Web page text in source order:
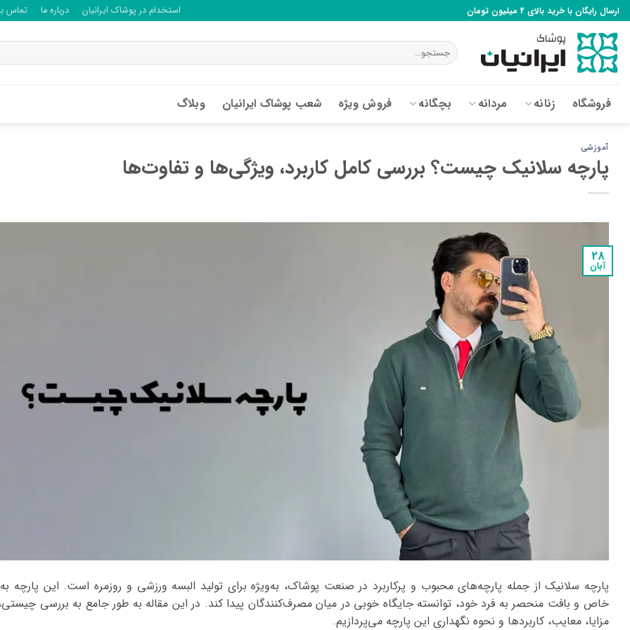
Skip
to
content
ارسال رایگان با خرید بالای 2 میلیون تومان استخدام در پوشاک ایرانیان درباره ما تماس
جستجو
برای:
فروشگاه زنانه مردانه بچگانه فروش ویژه شعب پوشاک ایرانیان وبلاگ
آموزشی
پارچه سلانیک چیست؟ بررسی کامل کاربرد، ویژگی‌ها و تفاوت‌ها
28
آبان
پارچه سلانیک از جمله پارچه‌های محبوب و پرکاربرد در صنعت پوشاک، به‌ویژه برای تولید البسه ورزشی و روزمره است. این پارچه
خاص و بافت منحصر به فرد خود، توانسته جایگاه خوبی در میان مصرف‌کنندگان پیدا کند. در این مقاله به طور جامع به بررسی
مزایا، معایب، کاربردها و نحوه نگهداری این پارچه می‌پردازیم.